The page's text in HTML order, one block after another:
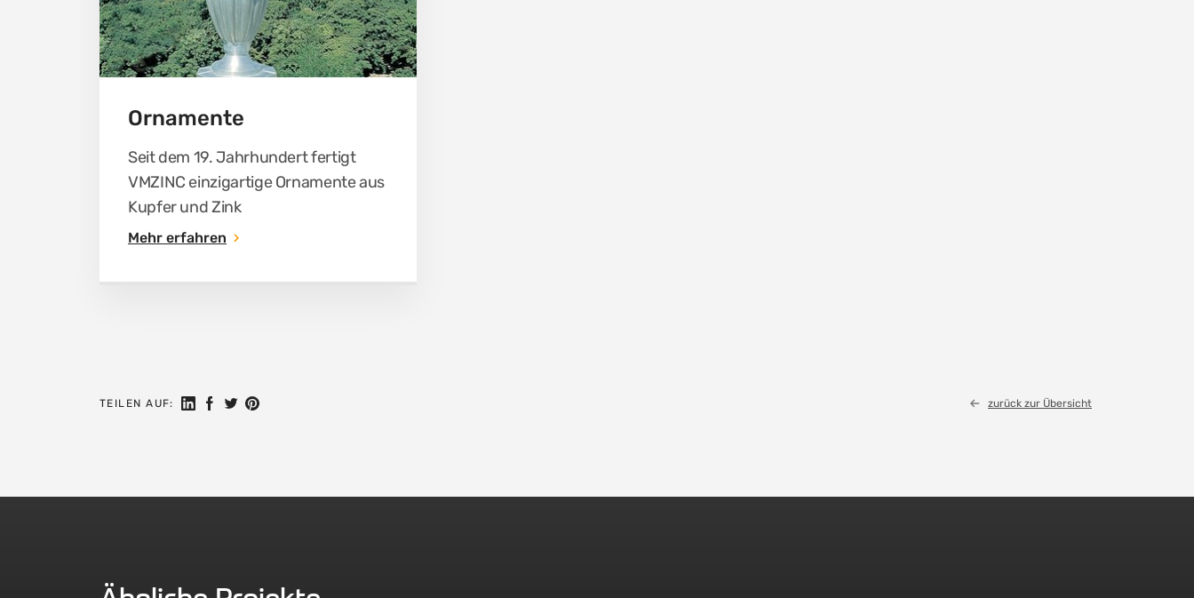
Ornamente
Seit dem 19. Jahrhundert fertigt
VMZINC einzigartige Ornamente aus
Kupfer und Zink
Mehr erfahren
TEILEN AUF: Auf LinkedIn teilen
Auf Facebook teilen
Auf Twitter teilen
Auf Pinterest teilen zurück zur Übersicht